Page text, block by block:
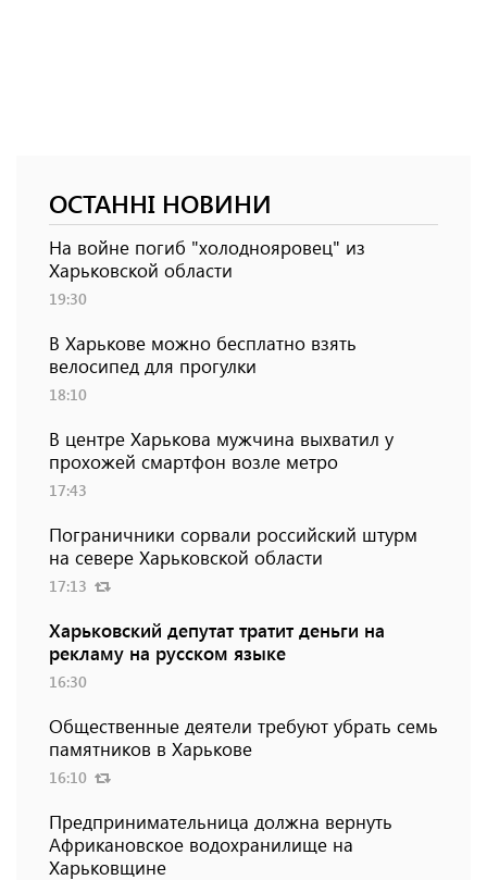
ОСТАННІ НОВИНИ
На войне погиб "холоднояровец" из
Харьковской области
19:30
В Харькове можно бесплатно взять
велосипед для прогулки
18:10
В центре Харькова мужчина выхватил у
прохожей смартфон возле метро
17:43
Пограничники сорвали российский штурм
на севере Харьковской области
17:13
Харьковский депутат тратит деньги на
рекламу на русском языке
16:30
Общественные деятели требуют убрать семь
памятников в Харькове
16:10
Предпринимательница должна вернуть
Африкановское водохранилище на
Харьковщине